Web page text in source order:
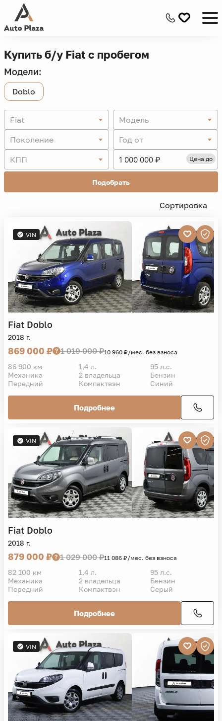
Купить б/у Fiat с пробегом
Модели:
Doblo
Fiat
Модель
Поколение
Год от
КПП
Цена до
Подобрать
Сортировка
VIN
Fiat Doblo
2018 г.
869 000 ₽ 1 019 000 ₽10 960 ₽/мес. без взноса
86 900 км 1,4 л.
95 л.с.
Механика
2 владельца
Бензин
Передний
Компактвэн Синий
Подробнее
VIN
Fiat Doblo
2018 г.
879 000 ₽ 1 029 000 ₽11 086 ₽/мес. без взноса
82 100 км 1,4 л.
95 л.с.
Механика
2 владельца
Бензин
Передний
Компактвэн Серый
Подробнее
VIN